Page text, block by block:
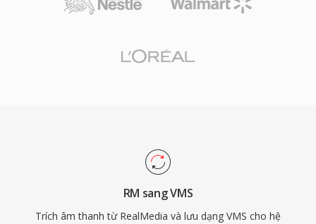
RM sang VMS
Trích âm thanh từ RealMedia và lưu dạng VMS cho hệ